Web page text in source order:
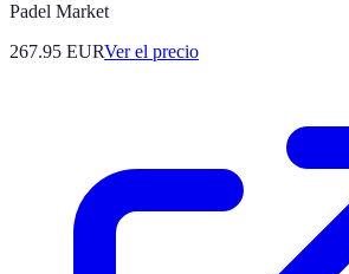
Padel Market
267.95 EURVer el precio